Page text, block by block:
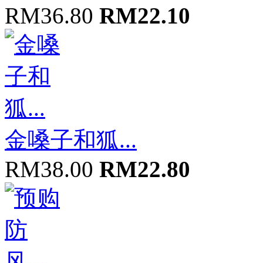
RM36.80 RM22.10
金嗓子和狐...
RM38.00 RM22.80